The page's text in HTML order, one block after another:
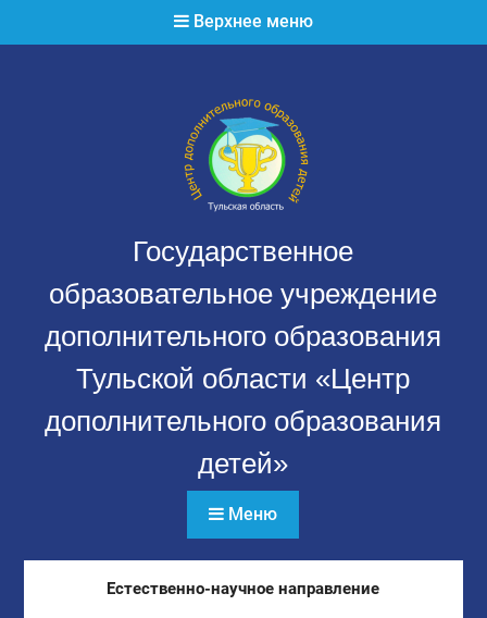
Верхнее меню
Государственное
образовательное учреждение
дополнительного образования
Тульской области «Центр
дополнительного образования
детей»
Меню
Естественно-научное направление